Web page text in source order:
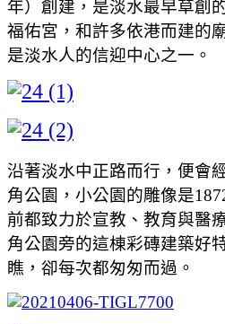
年）創建，是淡水最早草創
福佑宮，和許多依港而建的
是淡水人的信迎中心之一。
沿著淡水中正路而行，便會
角公園，小公園的雕像是
前都致力於宣教、教育與醫
角公園旁的這棟彩磚建築好
瞧，卻每次都匆匆而過。